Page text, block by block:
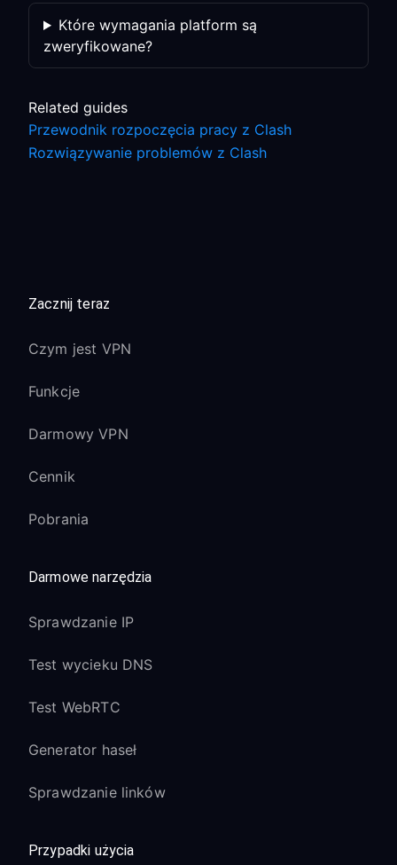
Które wymagania platform są
zweryfikowane?
Related guides
Przewodnik rozpoczęcia pracy z Clash
Rozwiązywanie problemów z Clash
Zacznij teraz
Czym jest VPN
Funkcje
Darmowy VPN
Cennik
Pobrania
Darmowe narzędzia
Sprawdzanie IP
Test wycieku DNS
Test WebRTC
Generator haseł
Sprawdzanie linków
Przypadki użycia